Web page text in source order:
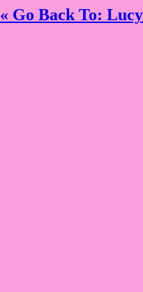
« Go Back To: